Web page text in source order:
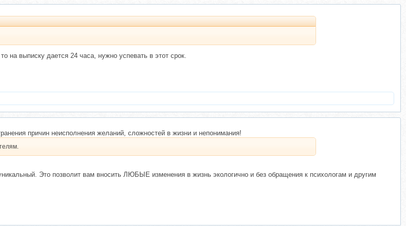
на выписку дается 24 часа, нужно успевать в этот срок.
причин неисполнения желаний, сложностей в жизни и непонимания!
Это позволит вам вносить ЛЮБЫЕ изменения в жизнь экологично и без обращения к психологам и другим